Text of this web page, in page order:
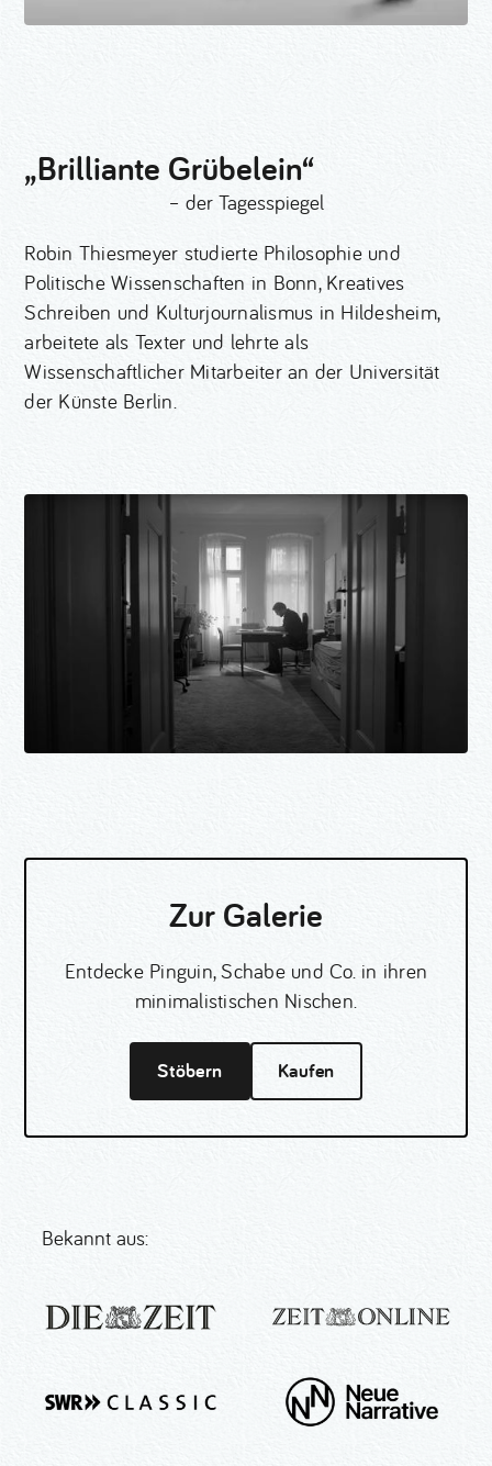
„Brilliante Grübelein“
– der Tagesspiegel
Robin Thiesmeyer studierte Philosophie und
Politische Wissenschaften in Bonn, Kreatives
Schreiben und Kulturjournalismus in Hildesheim,
arbeitete als Texter und lehrte als
Wissenschaftlicher Mitarbeiter an der Universität
der Künste Berlin.
Zur Galerie
Entdecke Pinguin, Schabe und Co. in ihren
minimalistischen Nischen.
Stöbern Kaufen
Bekannt aus: